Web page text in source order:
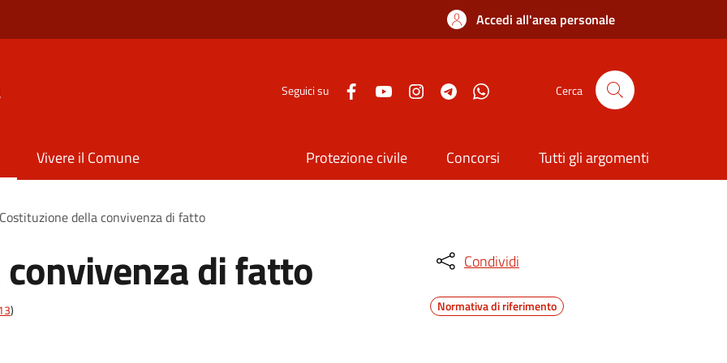
Accedi all'area personale
Seguici su Cerca
Vivere il Comune Protezione civile Concorsi Tutti gli argomenti
Costituzione della convivenza di fatto
di fatto
)
Condividi
Normativa di riferimento